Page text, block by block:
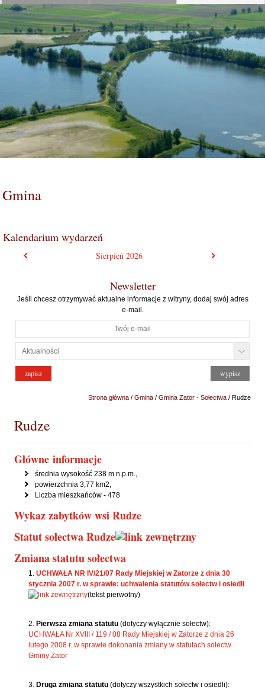
Gmina
Kalendarium wydarzeń
Sierpień2026
Newsletter
Jeśli chcesz otrzymywać aktualne informacje z witryny, dodaj swój adres
e-mail.
Strona główna/ Gmina/ Gmina Zator - Sołectwa/ Rudze
Rudze
Główne informacje
średnia wysokość 238 m n.p.m.,
powierzchnia 3,77 km2,
Liczba mieszkańców - 478
Wykaz zabytków wsi Rudze
Statut sołectwa Rudze
Zmiana statutu sołectwa
UCHWAŁA NR IV/21/07 Rady Miejskiej w Zatorze z dnia 30
stycznia 2007 r. w sprawie: uchwalenia statutów sołectw i osiedli
(tekst pierwotny)
Pierwsza zmiana statutu(dotyczy wyłącznie sołectw):
UCHWAŁA Nr XVIII / 119 / 08 Rady Miejskiej w Zatorze z dnia 26
lutego 2008 r. w sprawie dokonania zmiany w statutach sołectw
Gminy Zator
Druga zmiana statutu(dotyczy wszystkich sołectw i osiedli):